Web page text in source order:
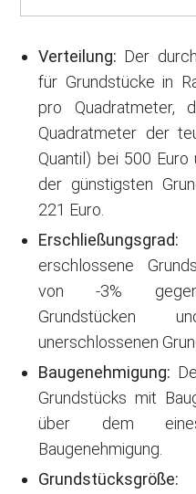
Verteilung: Der
für Grundstücke in
pro Quadratmeter,
Quadratmeter der
Quantil) bei 500
der günstigsten
221 Euro.
Erschließungsgrad:
erschlossene
von -3%
Grundstücken
unerschlossenen
Baugenehmigung:
Grundstücks mit
über dem
Baugenehmigung.
Grundstücksgröße: